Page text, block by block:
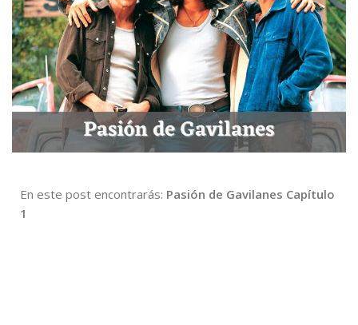
En este post encontrarás: Pasión de Gavilanes Capítulo
1